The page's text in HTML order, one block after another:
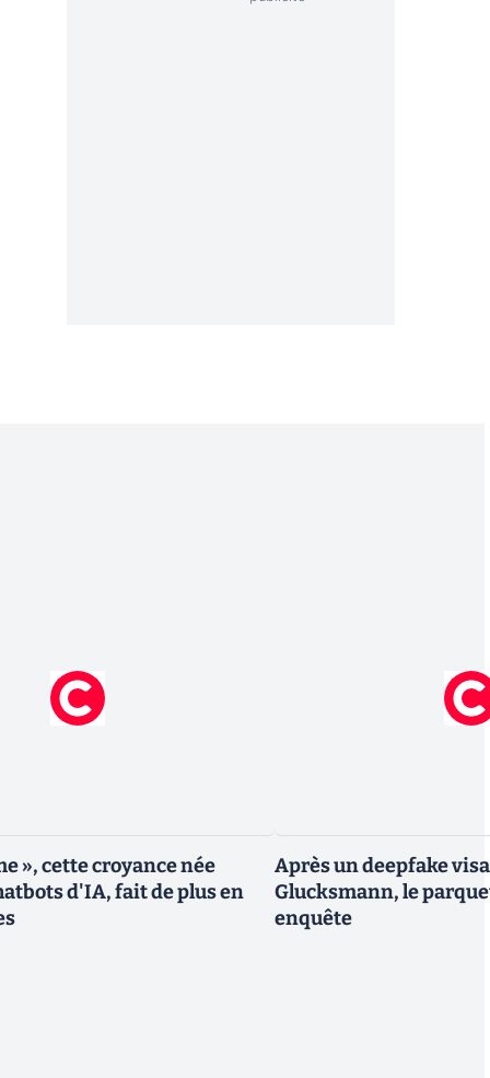
», cette croyance née
d'IA, fait de plus en
Après un deepfake
Glucksmann, le
enquête